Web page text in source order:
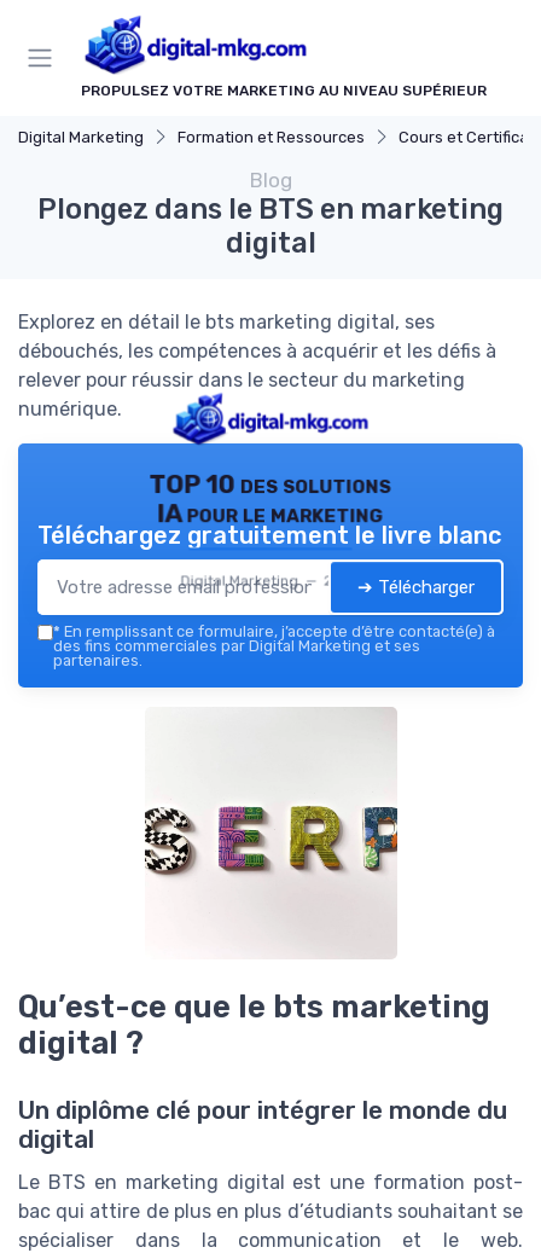
PROPULSEZ VOTRE MARKETING AU NIVEAU SUPÉRIEUR
Digital Marketing Formation et Ressources Cours et Certifications en
Blog
Plongez dans le BTS en marketing
digital
Explorez en détail le bts marketing digital, ses
débouchés, les compétences à acquérir et les défis à
relever pour réussir dans le secteur du marketing
numérique.
TOP 10 des solutions
IA pour le marketing
Digital Marketing — 2026
Téléchargez gratuitement le livre blanc
➔ Télécharger
* En remplissant ce formulaire, j’accepte d’être contacté(e) à
des fins commerciales par Digital Marketing et ses
partenaires.
Qu’est-ce que le bts marketing
digital ?
Un diplôme clé pour intégrer le monde du
digital
Le BTS en marketing digital est une formation post-
bac qui attire de plus en plus d’étudiants souhaitant se
spécialiser dans la communication et le web.
Panneau de gestion des cookies